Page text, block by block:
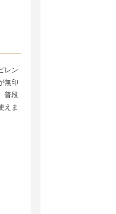
レン
無印
普段
えま